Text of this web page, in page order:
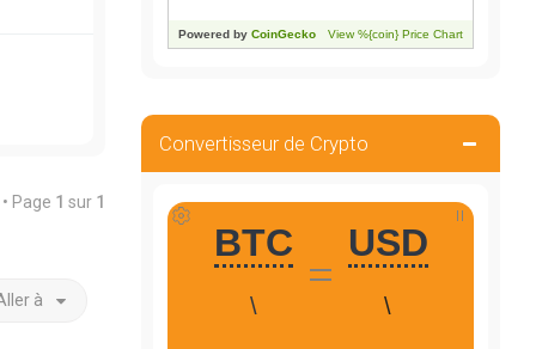
Page 1 sur 1
à
Convertisseur de Crypto